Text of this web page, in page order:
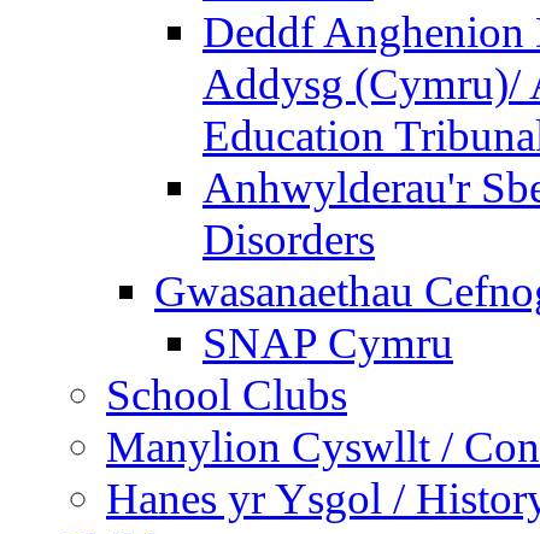
Deddf
Addysg (Cymru)/
Education
Anhwylderau'r
Disorders
Gwasanaethau
SNAP Cymru
School Clubs
Manylion Cyswllt /
Hanes yr Ysgol /